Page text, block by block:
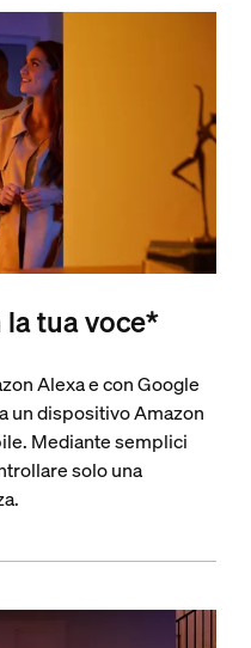
tua voce*
Alexa e con Google
un dispositivo Amazon
Mediante semplici
solo una